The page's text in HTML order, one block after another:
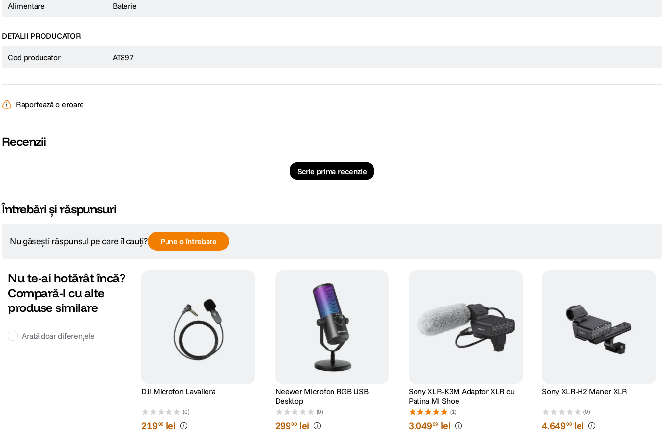
Alimentare Baterie
DETALII PRODUCATOR
Cod producator AT897
Raportează o eroare
Recenzii
Scrie prima recenzie
Întrebări și răspunsuri
Nu găsești răspunsul pe care îl cauți? Pune o întrebare
Nu te-ai hotărât încă?
Compară-l cu alte
produse similare
Arată doar diferențele
DJI Microfon Lavaliera
(0)
21900 lei
Neewer Microfon RGB USB
Desktop
(0)
29900 lei
Sony XLR-K3M Adaptor XLR cu
Patina MI Shoe
(1)
3.04999 lei
Sony XLR-H2 Maner XLR
(0)
4.64900 lei